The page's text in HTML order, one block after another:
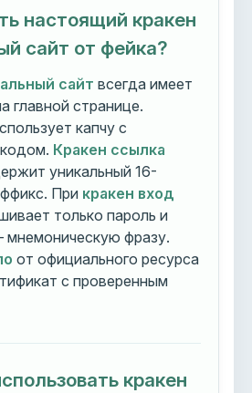
настоящий кракен
сайт от фейка?
сайт всегда имеет
главной странице.
капчу с
Кракен ссылка
уникальный 16-
При кракен вход
только пароль и
мнемоническую фразу.
от официального ресурса
с проверенным
кракен